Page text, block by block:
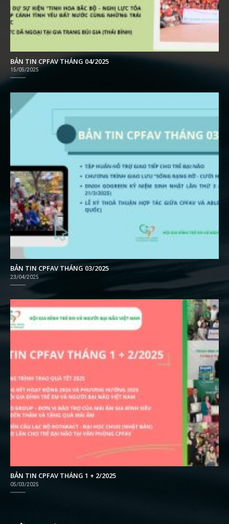
BẢN TIN CPFAV THÁNG 04/2025
15/05/2025
BẢN TIN CPFAV THÁNG 03/2025
23/04/2025
BẢN TIN CPFAV THÁNG 1 + 2/2025
05/03/2025